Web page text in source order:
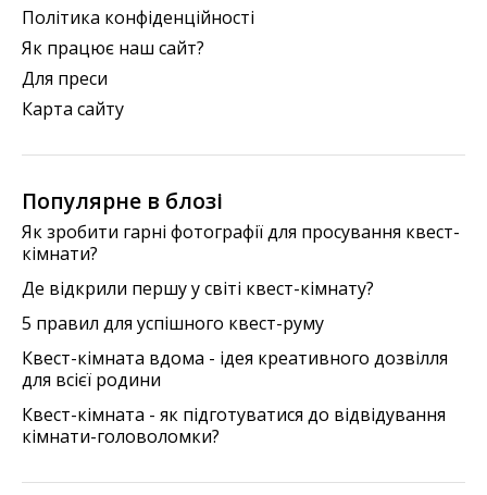
Політика конфіденційності
Як працює наш сайт?
Для преси
Карта сайту
Популярне в блозі
Як зробити гарні фотографії для просування квест-
кімнати?
Де відкрили першу у світі квест-кімнату?
5 правил для успішного квест-руму
Квест-кімната вдома - ідея креативного дозвілля
для всієї родини
Квест-кімната - як підготуватися до відвідування
кімнати-головоломки?